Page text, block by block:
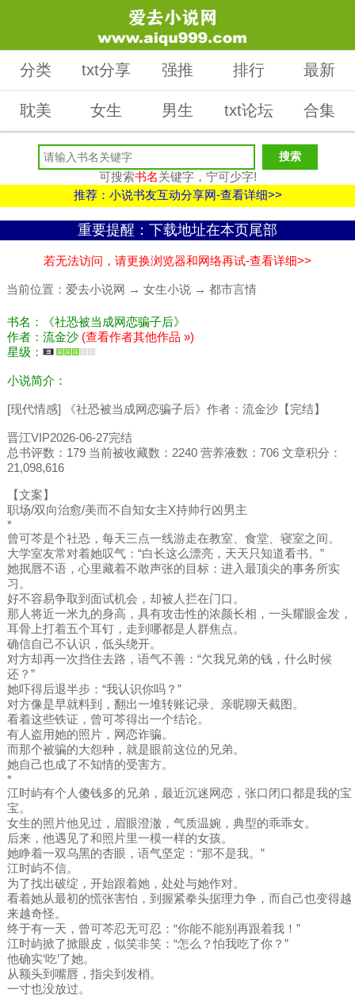
分类 txt分享 强推 排行 最新
耽美 女生 男生 txt论坛 合集
可搜索书名关键字，宁可少字!
推荐：小说书友互动分享网-查看详细>>
重要提醒：下载地址在本页尾部
若无法访问，请更换浏览器和网络再试-查看详细>>
当前位置： 爱去小说网 → 女生小说 → 都市言情
书名：《社恐被当成网恋骗子后》
作者：流金沙 (查看作者其他作品 »)
星级：
小说简介：
[现代情感] 《社恐被当成网恋骗子后》作者：流金沙【完结】
晋江VIP2026-06-27完结
总书评数：179 当前被收藏数：2240 营养液数：706 文章积分：
21,098,616
【文案】
职场/双向治愈/美而不自知女主X持帅行凶男主
*
曾可芩是个社恐，每天三点一线游走在教室、食堂、寝室之间。
大学室友常对着她叹气：“白长这么漂亮，天天只知道看书。”
她抿唇不语，心里藏着不敢声张的目标：进入最顶尖的事务所实
习。
好不容易争取到面试机会，却被人拦在门口。
那人将近一米九的身高，具有攻击性的浓颜长相，一头耀眼金发，
耳骨上打着五个耳钉，走到哪都是人群焦点。
确信自己不认识，低头绕开。
对方却再一次挡住去路，语气不善：“欠我兄弟的钱，什么时候
还？”
她吓得后退半步：“我认识你吗？”
对方像是早就料到，翻出一堆转账记录、亲昵聊天截图。
看着这些铁证，曾可芩得出一个结论。
有人盗用她的照片，网恋诈骗。
而那个被骗的大怨种，就是眼前这位的兄弟。
她自己也成了不知情的受害方。
*
江时屿有个人傻钱多的兄弟，最近沉迷网恋，张口闭口都是我的宝
宝。
女生的照片他见过，眉眼澄澈，气质温婉，典型的乖乖女。
后来，他遇见了和照片里一模一样的女孩。
她睁着一双乌黑的杏眼，语气坚定：“那不是我。”
江时屿不信。
为了找出破绽，开始跟着她，处处与她作对。
看着她从最初的慌张害怕，到握紧拳头据理力争，而自己也变得越
来越奇怪。
终于有一天，曾可芩忍无可忍：“你能不能别再跟着我！”
江时屿掀了掀眼皮，似笑非笑：“怎么？怕我吃了你？”
他确实‘吃’了她。
从额头到嘴唇，指尖到发梢。
一寸也没放过。